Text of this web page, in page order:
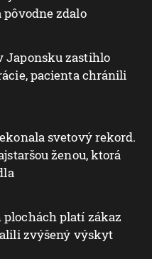
pôvodne zdalo
Japonsku zastihlo
pacienta chránili
svetový rekord.
ženou, ktorá
platí zákaz
zvýšený výskyt